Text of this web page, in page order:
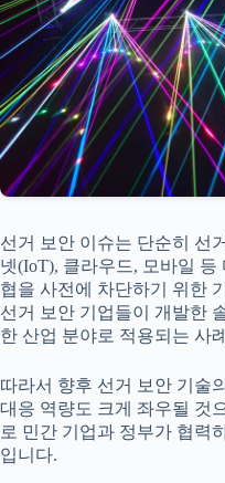
선거 보안 이슈는 단순히 선
넷(IoT), 클라우드, 모바일 등
협을 사전에 차단하기 위한
선거 보안 기업들이 개발한
한 산업 분야로 적용되는 사
따라서 향후 선거 보안 기술
대응 역량도 크게 좌우될 것
로 민간 기업과 정부가 협력
입니다.